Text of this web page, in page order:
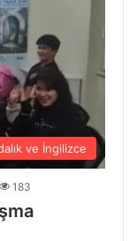
ve İngilizce
183